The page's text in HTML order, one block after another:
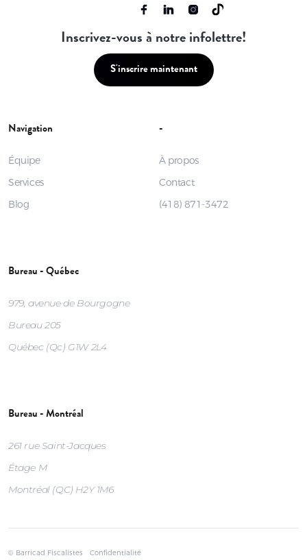
Inscrivez-vous à notre infolettre!
S'inscrire maintenant
Navigation
Équipe
Services
Blog
-
À propos
Contact
(418) 871-3472
Bureau - Québec
979, avenue de Bourgogne
Bureau 205
Québec (Qc) G1W 2L4
Bureau - Montréal
261 rue Saint-Jacques
Étage M
Montréal (QC) H2Y 1M6
© Barricad Fiscalistes Confidentialité